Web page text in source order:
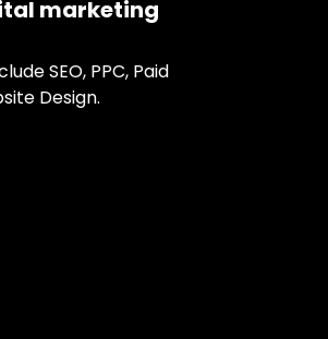
marketing
SEO, PPC, Paid
Design.